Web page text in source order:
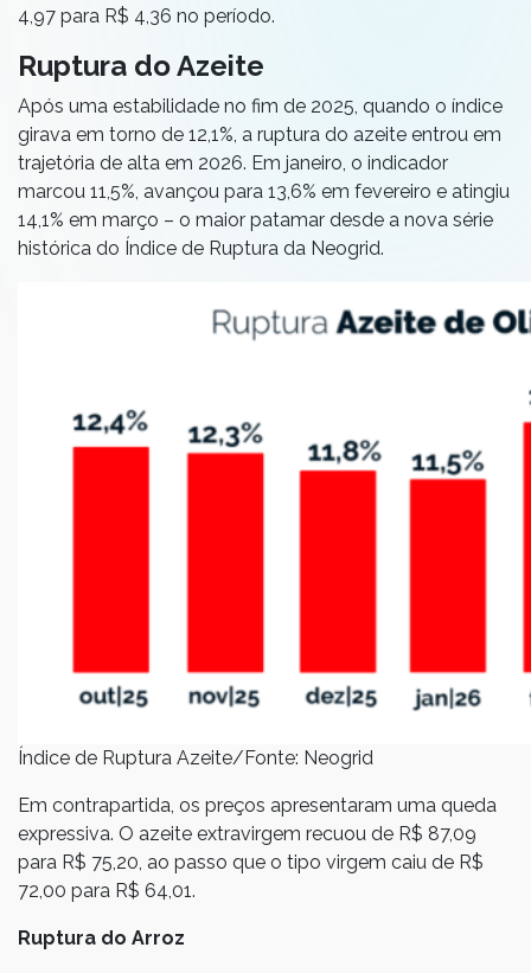
4,97 para R$ 4,36 no período.
Ruptura do Azeite
Após uma estabilidade no fim de 2025, quando o índice
girava em torno de 12,1%, a ruptura do azeite entrou em
trajetória de alta em 2026. Em janeiro, o indicador
marcou 11,5%, avançou para 13,6% em fevereiro e atingiu
14,1% em março – o maior patamar desde a nova série
histórica do Índice de Ruptura da Neogrid.
Índice de Ruptura Azeite/Fonte: Neogrid
Em contrapartida, os preços apresentaram uma queda
expressiva. O azeite extravirgem recuou de R$ 87,09
para R$ 75,20, ao passo que o tipo virgem caiu de R$
72,00 para R$ 64,01.
Ruptura do Arroz